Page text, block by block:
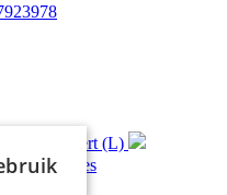
Echt of Weert (L)
advies